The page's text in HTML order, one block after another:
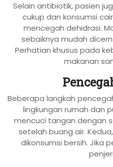
Selain antibiotik, pasien
cukup dan konsumsi
mencegah dehidrasi.
sebaiknya mudah
Perhatian khusus pada
makanan
Beberapa langkah
lingkungan rumah dan
mencuci tangan dengan
setelah buang air.
dikonsumsi bersih. Jika